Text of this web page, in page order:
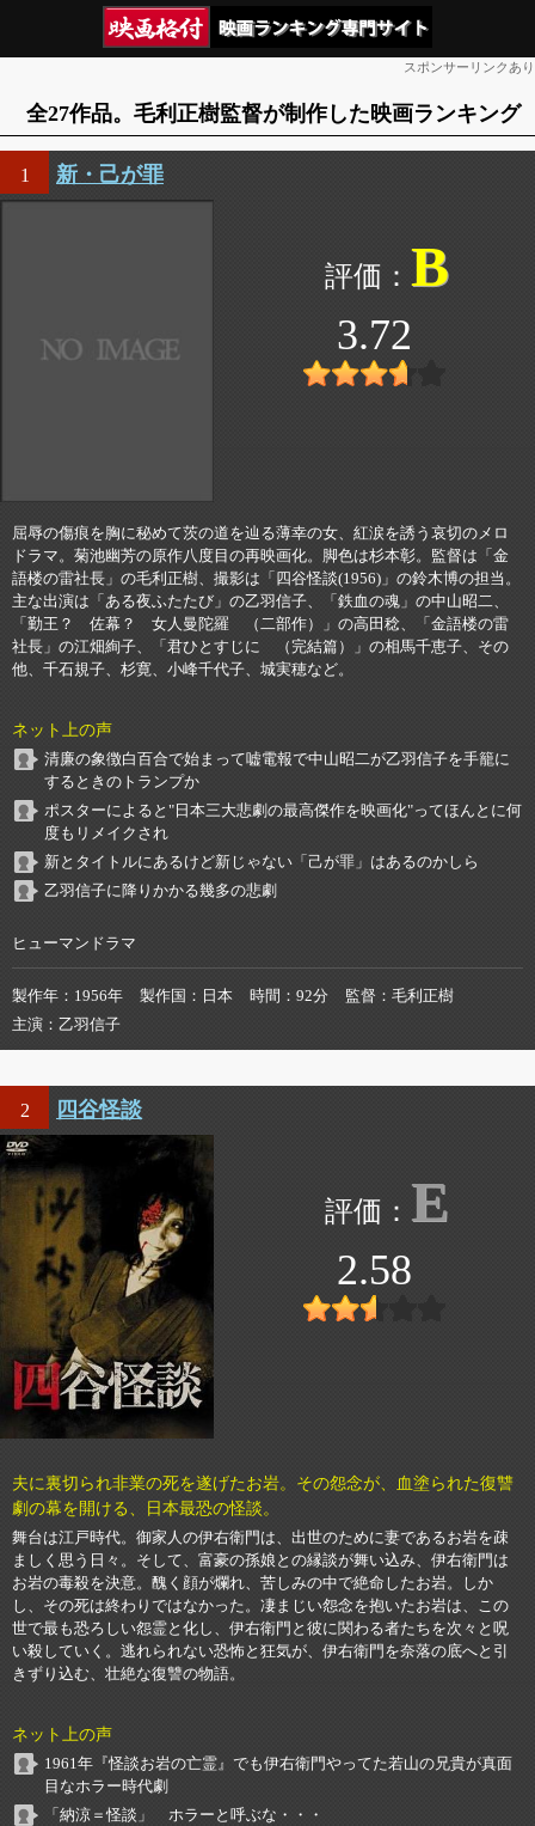
スポンサーリンクあり
全27作品。毛利正樹監督が制作した映画ランキング
1 新・己が罪
B
3.72
屈辱の傷痕を胸に秘めて茨の道を辿る薄幸の女、紅涙を誘う哀切のメロ
ドラマ。菊池幽芳の原作八度目の再映画化。脚色は杉本彰。監督は「金
語楼の雷社長」の毛利正樹、撮影は「四谷怪談(1956)」の鈴木博の担当。
主な出演は「ある夜ふたたび」の乙羽信子、「鉄血の魂」の中山昭二、
「勤王？ 佐幕？ 女人曼陀羅 （二部作）」の高田稔、「金語楼の雷
社長」の江畑絢子、「君ひとすじに （完結篇）」の相馬千恵子、その
他、千石規子、杉寛、小峰千代子、城実穂など。
ネット上の声
清廉の象徴白百合で始まって嘘電報で中山昭二が乙羽信子を手籠に
するときのトランプか
ポスターによると"日本三大悲劇の最高傑作を映画化"ってほんとに何
度もリメイクされ
新とタイトルにあるけど新じゃない「己が罪」はあるのかしら
乙羽信子に降りかかる幾多の悲劇
ヒューマンドラマ
製作年 1956年 製作国 日本 時間 92分 監督
毛利正樹
主演
乙羽信子
2 四谷怪談
E
2.58
夫に裏切られ非業の死を遂げたお岩。その怨念が、血塗られた復讐
劇の幕を開ける、日本最恐の怪談。
舞台は江戸時代。御家人の伊右衛門は、出世のために妻であるお岩を疎
ましく思う日々。そして、富豪の孫娘との縁談が舞い込み、伊右衛門は
お岩の毒殺を決意。醜く顔が爛れ、苦しみの中で絶命したお岩。しか
し、その死は終わりではなかった。凄まじい怨念を抱いたお岩は、この
世で最も恐ろしい怨霊と化し、伊右衛門と彼に関わる者たちを次々と呪
い殺していく。逃れられない恐怖と狂気が、伊右衛門を奈落の底へと引
きずり込む、壮絶な復讐の物語。
ネット上の声
1961年『怪談お岩の亡霊』でも伊右衛門やってた若山の兄貴が真面
目なホラー時代劇
「納涼＝怪談」 ホラーと呼ぶな・・・